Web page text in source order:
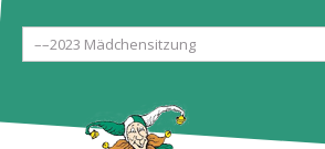
Start
Galerien